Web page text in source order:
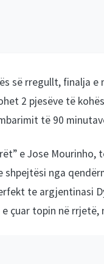
së rregullt, finalja e
2 pjesëve të
të 90
e Jose Mourinho,
nga
te argjentinasi
çuar topin në